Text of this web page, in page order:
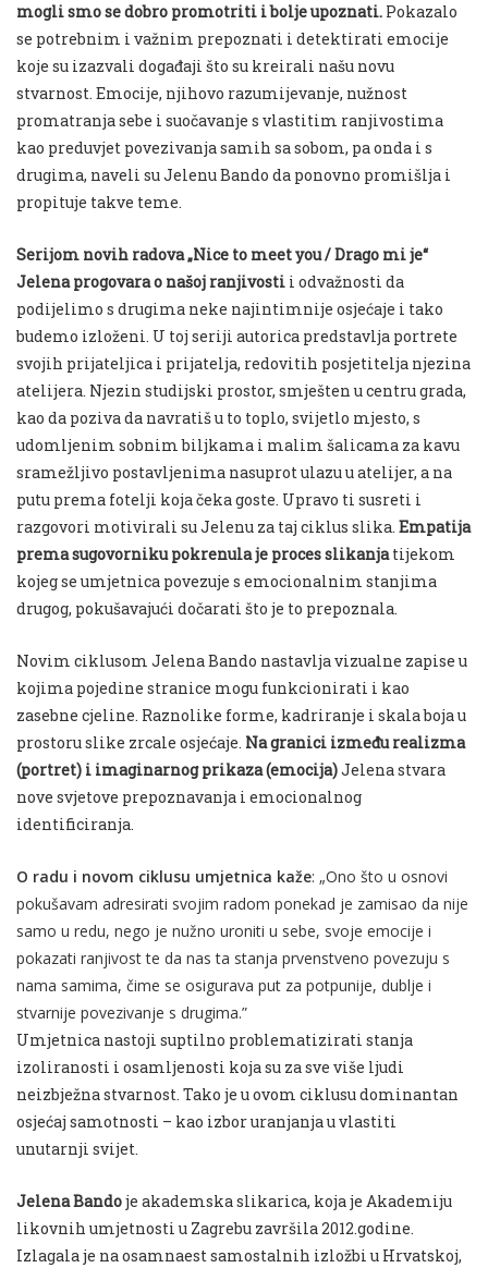
mogli smo se dobro promotriti i bolje upoznati. Pokazalo
se potrebnim i važnim prepoznati i detektirati emocije
koje su izazvali događaji što su kreirali našu novu
stvarnost. Emocije, njihovo razumijevanje, nužnost
promatranja sebe i suočavanje s vlastitim ranjivostima
kao preduvjet povezivanja samih sa sobom, pa onda i s
drugima, naveli su Jelenu Bando da ponovno promišlja i
propituje takve teme.
Serijom novih radova „Nice to meet you / Drago mi je“
Jelena progovara o našoj ranjivosti i odvažnosti da
podijelimo s drugima neke najintimnije osjećaje i tako
budemo izloženi. U toj seriji autorica predstavlja portrete
svojih prijateljica i prijatelja, redovitih posjetitelja njezina
atelijera. Njezin studijski prostor, smješten u centru grada,
kao da poziva da navratiš u to toplo, svijetlo mjesto, s
udomljenim sobnim biljkama i malim šalicama za kavu
sramežljivo postavljenima nasuprot ulazu u atelijer, a na
putu prema fotelji koja čeka goste. Upravo ti susreti i
razgovori motivirali su Jelenu za taj ciklus slika. Empatija
prema sugovorniku pokrenula je proces slikanjatijekom
kojeg se umjetnica povezuje s emocionalnim stanjima
drugog, pokušavajući dočarati što je to prepoznala.
Novim ciklusom Jelena Bando nastavlja vizualne zapise u
kojima pojedine stranice mogu funkcionirati i kao
zasebne cjeline. Raznolike forme, kadriranje i skala boja u
prostoru slike zrcale osjećaje. Na granici između realizma
(portret) i imaginarnog prikaza (emocija)Jelena stvara
nove svjetove prepoznavanja i emocionalnog
identificiranja.
O radu i novom ciklusu umjetnica kaže: „Ono što u osnovi
pokušavam adresirati svojim radom ponekad je zamisao da nije
samo u redu, nego je nužno uroniti u sebe, svoje emocije i
pokazati ranjivost te da nas ta stanja prvenstveno povezuju s
nama samima, čime se osigurava put za potpunije, dublje i
stvarnije povezivanje s drugima.”
Umjetnica nastoji suptilno problematizirati stanja
izoliranosti i osamljenosti koja su za sve više ljudi
neizbježna stvarnost. Tako je u ovom ciklusu dominantan
osjećaj samotnosti – kao izbor uranjanja u vlastiti
unutarnji svijet.
Jelena Bandoje akademska slikarica, koja je Akademiju
likovnih umjetnosti u Zagrebu završila 2012.godine.
Izlagala je na osamnaest samostalnih izložbi u Hrvatskoj,